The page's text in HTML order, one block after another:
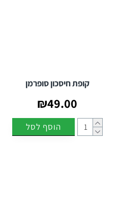
קופת חיסכון סופרמן
₪49.00
הוסף לסל